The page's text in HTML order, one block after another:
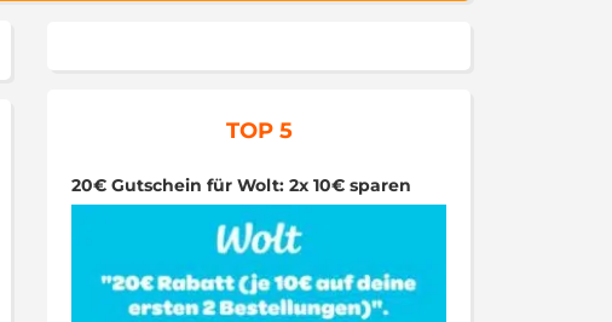
TOP 5
20€ Gutschein für Wolt: 2x 10€ sparen